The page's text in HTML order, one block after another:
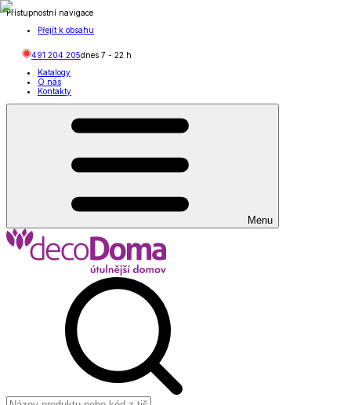
Přístupnostní navigace
Přejít k obsahu
491 204 205dnes 7 - 22 h
Katalogy
O nás
Kontakty
Menu